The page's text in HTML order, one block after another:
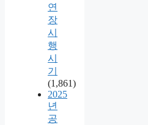
연
장
시
행
시
기
(1,861)
2025
년
공